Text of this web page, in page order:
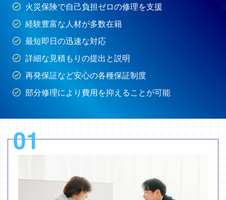
火災保険で自己負担ゼロの修理を支援
経験豊富な人材が多数在籍
最短即日の迅速な対応
詳細な見積もりの提出と説明
再発保証など安心の各種保証制度
部分修理により費用を抑えることが可能
01